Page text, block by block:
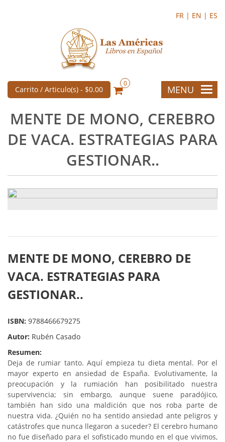
FR | EN | ES
Carrito / Articulo(s) - $0.00
0
MENU
MENTE DE MONO, CEREBRO
DE VACA. ESTRATEGIAS PARA
GESTIONAR..
MENTE DE MONO, CEREBRO DE
VACA. ESTRATEGIAS PARA
GESTIONAR..
ISBN: 9788466679275
Autor: Rubén Casado
Resumen:
Deja de rumiar tanto. Aquí empieza tu dieta mental. Por el
mayor experto en ansiedad de España. Evolutivamente, la
preocupación y la rumiación han posibilitado nuestra
supervivencia; sin embargo, aunque suene paradójico,
también han sido una maldición que nos roba parte de
nuestra vida. ¿Quién no ha sentido ansiedad ante peligros y
catástrofes que nunca llegaron a suceder? El cerebro humano
no fue diseñado para el sofisticado mundo en el que vivimos,